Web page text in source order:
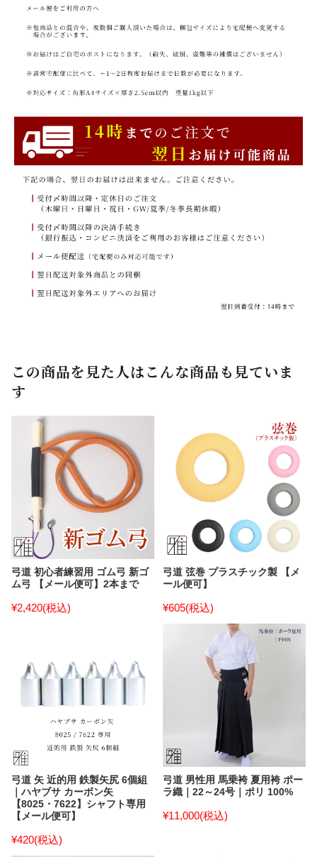
この商品を見た人はこんな商品も見ていま
す
弓道 初心者練習用 ゴム弓 新ゴ
ム弓 【メール便可】2本まで
¥2,420(税込)
弓道 弦巻 プラスチック製 【メ
ール便可】
¥605(税込)
弓道 矢 近的用 鉄製矢尻 6個組
｜ハヤブサ カーボン矢
【8025・7622】シャフト専用
【メール便可】
¥420(税込)
弓道 男性用 馬乗袴 夏用袴 ポー
ラ織｜22～24号｜ポリ 100%
¥11,000(税込)